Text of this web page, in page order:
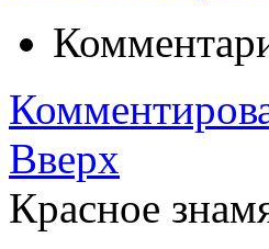
Вверх
Красное